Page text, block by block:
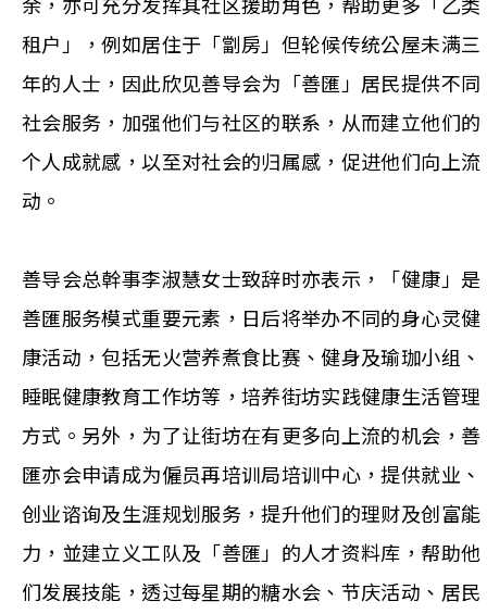
余，亦可充分发挥其社区援助角色，帮助更多「乙类
租户」，例如居住于「劏房」但轮候传统公屋未满三
年的人士，因此欣见善导会为「善匯」居民提供不同
社会服务，加强他们与社区的联系，从而建立他们的
个人成就感，以至对社会的归属感，促进他们向上流
动。
善导会总幹事李淑慧女士致辞时亦表示，「健康」是
善匯服务模式重要元素，日后将举办不同的身心灵健
康活动，包括无火营养煮食比赛、健身及瑜珈小组、
睡眠健康教育工作坊等，培养街坊实践健康生活管理
方式。另外，为了让街坊在有更多向上流的机会，善
匯亦会申请成为僱员再培训局培训中心，提供就业、
创业谘询及生涯规划服务，提升他们的理财及创富能
力，並建立义工队及「善匯」的人才资料库，帮助他
们发展技能，透过每星期的糖水会、节庆活动、居民